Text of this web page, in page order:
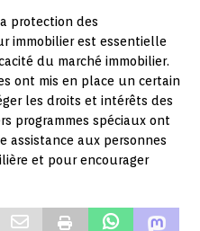
protection des
immobilier est essentielle
du marché immobilier.
ont mis en place un certain
les droits et intérêts des
programmes spéciaux ont
assistance aux personnes
et pour encourager